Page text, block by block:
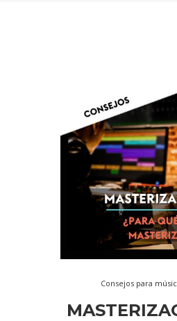
Consejos para